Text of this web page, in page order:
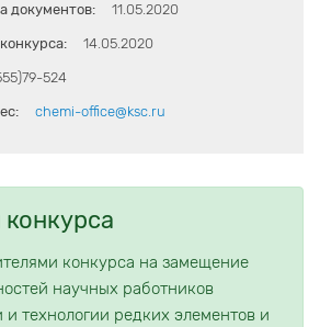
документов: 11.05.2020
14.05.2020
524
chemi-office@ksc.ru
конкурса
конкурса на замещение
научных работников
технологии редких элементов и